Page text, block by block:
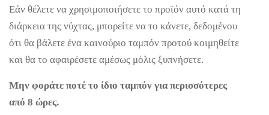
Εάν θέλετε να χρησιμοποιήσετε το προϊόν αυτό κατά τη
διάρκεια της νύχτας, μπορείτε να το κάνετε, δεδομένου
ότι θα βάλετε ένα καινούριο ταμπόν προτού κοιμηθείτε
και θα το αφαιρέσετε αμέσως μόλις ξυπνήσετε.
Μην φοράτε ποτέ το ίδιο ταμπόν για περισσότερες
από 8 ώρες.